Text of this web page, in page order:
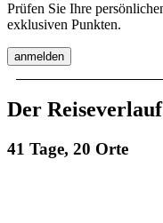
Prüfen Sie Ihre
exklusiven Punkten.
anmelden
Der
41 Tage, 20 Orte